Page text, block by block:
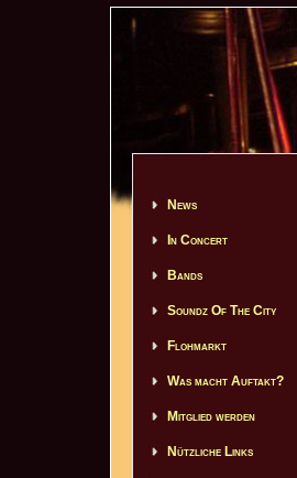
News
In Concert
Bands
Soundz Of The City
Flohmarkt
Was macht Auftakt?
Mitglied werden
Nützliche Links